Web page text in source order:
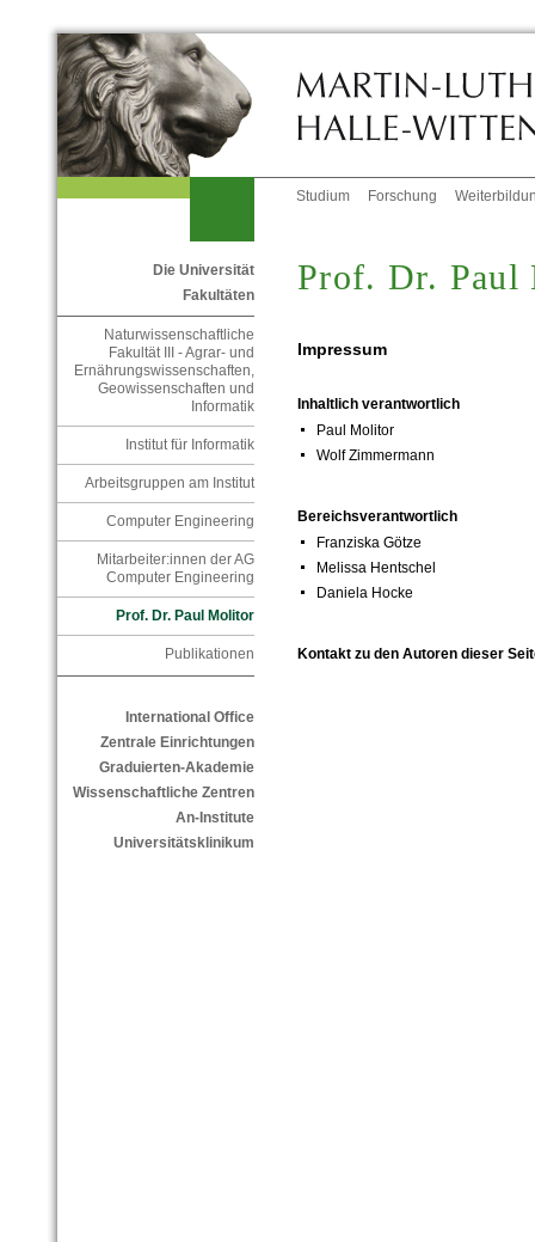
Studium Forschung
Die Universität
Fakultäten
Naturwissenschaftliche
Fakultät III - Agrar- und
Ernährungswissenschaften,
Geowissenschaften und
Informatik
Institut für Informatik
Arbeitsgruppen am Institut
Computer Engineering
Mitarbeiter:innen der AG
Computer Engineering
Prof. Dr. Paul Molitor
Publikationen
International Office
Zentrale Einrichtungen
Graduierten-Akademie
Wissenschaftliche Zentren
An-Institute
Universitätsklinikum
Prof. Dr.
Impressum
Inhaltlich verantwortlich
Paul Molitor
Wolf Zimmermann
Bereichsverantwortlich
Franziska Götze
Melissa Hentschel
Daniela Hocke
Kontakt zu den Autoren dieser